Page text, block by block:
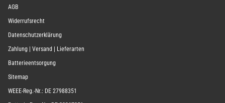
AGB
Widerrufsrecht
Datenschutzerklärung
Zahlung | Versand | Lieferarten
Batterieentsorgung
Sitemap
WEEE-Reg.-Nr.: DE 27988351